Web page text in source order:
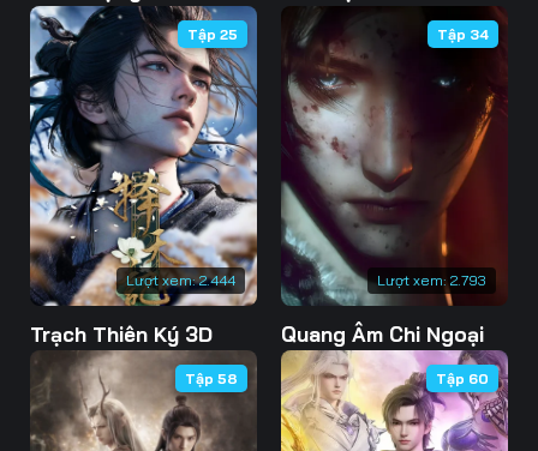
Lượt xem:2.444
Tập 25
Trạch Thiên Ký 3D
Lượt xem: 2.793
Tập 34
Quang Âm Chi Ngoại
Tập 58 Tập 60